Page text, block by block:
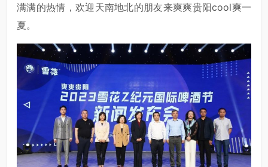
满满的热情，欢迎天南地北的朋友来爽爽贵阳cool爽一
夏。